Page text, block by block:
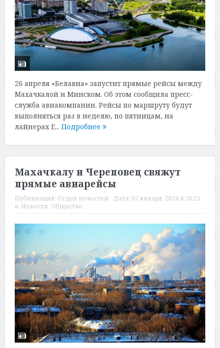
26 апреля «Белавиа» запустит прямые рейсы между
Махачкалой и Минском. Об этом сообщила пресс-
служба авиакомпании. Рейсы по маршруту будут
выполняться раз в неделю, по пятницам, на
лайнерах E... Подробнее
Махачкалу и Череповец свяжут
прямые авиарейсы
Публикация: Отдел новостей Дата: 07 января, 2024 в 20:25
в: Новости, Общество